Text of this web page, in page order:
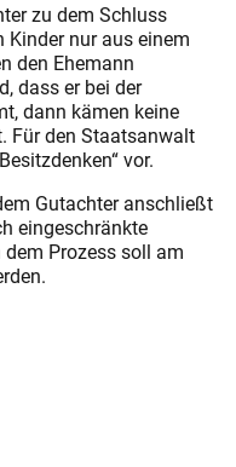
zu dem Schluss
Kinder nur aus einem
den Ehemann
dass er bei der
dann kämen keine
Für den Staatsanwalt
vor.
Gutachter anschließt
eingeschränkte
Prozess soll am